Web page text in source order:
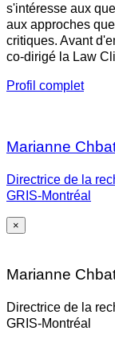
s'intéresse aux
aux approches
critiques. Avant
co-dirigé la Law
Profil complet
Marianne
Directrice de la
GRIS-Montréal
×
Marianne
Directrice de la
GRIS-Montréal